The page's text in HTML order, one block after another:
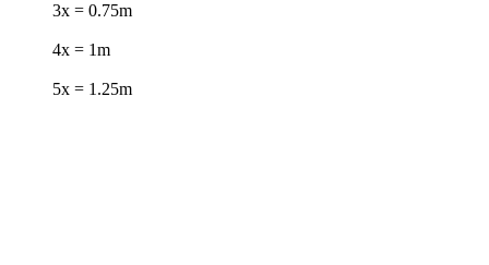
3x = 0.75m
4x = 1m
5x = 1.25m